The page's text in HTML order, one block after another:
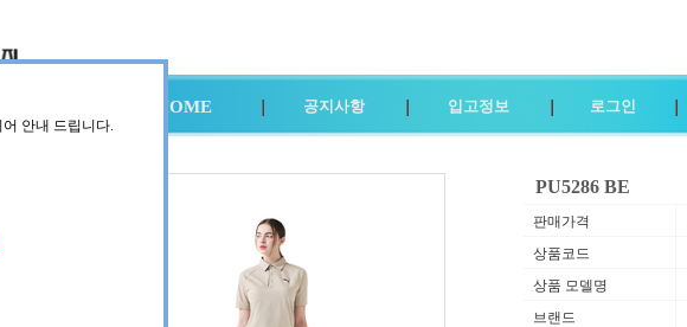
HOME 공지사항 입고정보 로그인
PU5286 BE
판매가격
상품코드
상품 모델명
브랜드